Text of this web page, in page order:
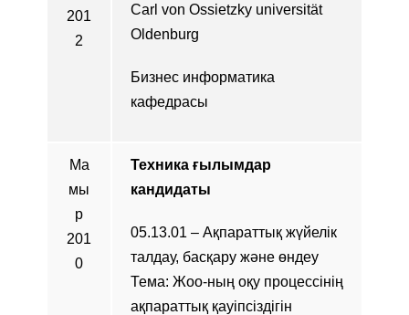
201
2
Carl von Ossietzky universität
Oldenburg
Бизнес информатика
кафедрасы
Mа
мы
р
201
0
Техника ғылымдар
кандидаты
05.13.01 – Ақпараттық жүйелік
талдау, басқару және өндеу
Тема: Жоо-ның оқу процессінің
ақпараттық қауіпсіздігін